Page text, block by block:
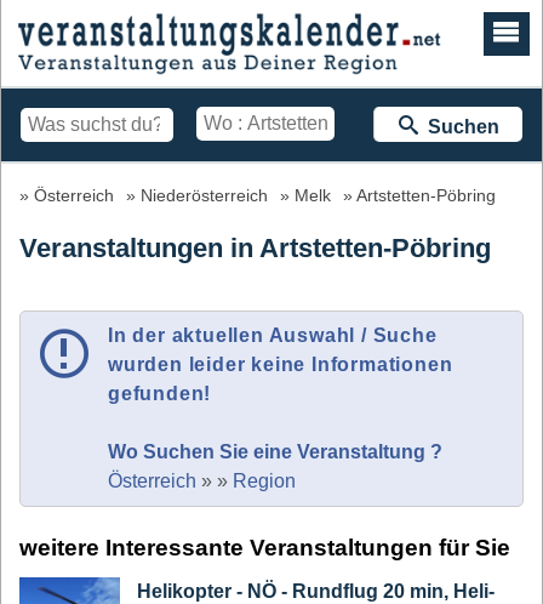
Suchen
Österreich Niederösterreich Melk Artstetten-Pöbring
Veranstaltungen in Artstetten-Pöbring
In der aktuellen Auswahl / Suche
wurden leider keine Informationen
gefunden!
Wo Suchen Sie eine Veranstaltung ?
Österreich » » Region
weitere Interessante Veranstaltungen für Sie
Helikopter - NÖ - Rundflug 20 min, Heli-